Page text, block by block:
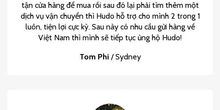
tận cửa hàng để mua rồi sau đó lại phải tìm thêm một
dịch vụ vận chuyển thì Hudo hỗ trợ cho mình 2 trong 1
luôn, tiện lợi cực kỳ. Sau này có nhu cầu gửi hàng về
Việt Nam thì mình sẽ tiếp tục ủng hộ Hudo!
Tom Phi /Sydney